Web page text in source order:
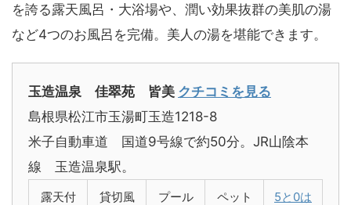
を誇る露天風呂・大浴場や、潤い効果抜群の美肌の湯
など4つのお風呂を完備。美人の湯を堪能できます。
玉造温泉 佳翠苑 皆美 クチコミを見る
島根県松江市玉湯町玉造1218-8
米子自動車道 国道9号線で約50分。JR山陰本
線 玉造温泉駅。
露天付
貸切風
プール
ペット
5と0は